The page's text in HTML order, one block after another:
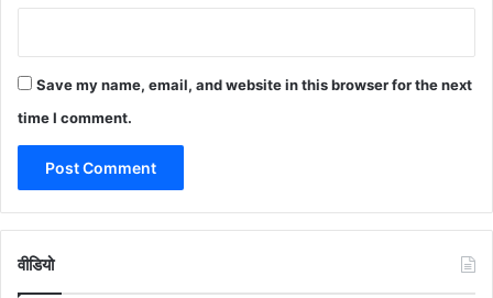
Save my name, email, and website in this browser for the next
time I comment.
वीडियो